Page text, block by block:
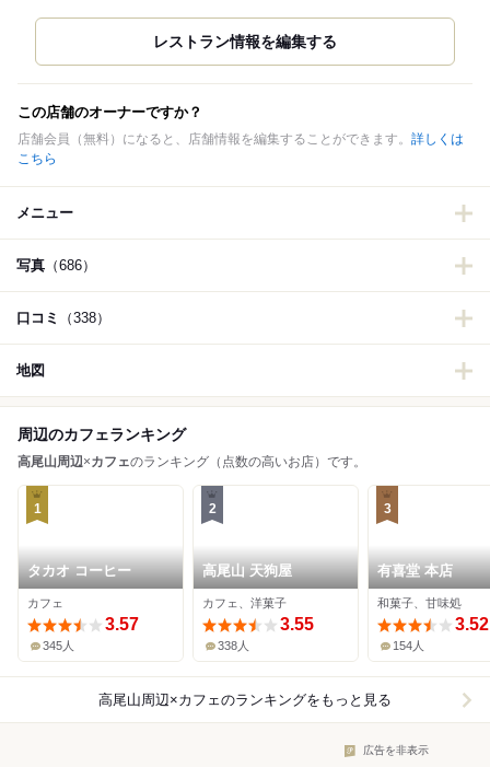
この店舗のオーナーですか？
店舗会員（無料）になると、店舗情報を編集することができます。 詳しくは
こちら
メニュー
写真 （686）
口コミ （338）
地図
周辺のカフェランキング
高尾山周辺×カフェのランキング（点数の高いお店）です。
1
タカオ コーヒー
カフェ
3.57
345人
2
高尾山 天狗屋
カフェ、洋菓子
3.55
338人
3
有喜堂 本店
和菓子、甘味処
3.52
154人
高尾山周辺×カフェのランキングをもっと見る
広告を非表示